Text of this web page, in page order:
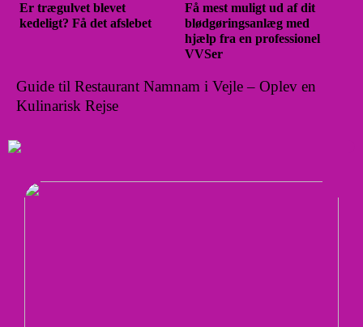
Er trægulvet blevet
kedeligt? Få det afslebet
Få mest muligt ud af dit
blødgøringsanlæg med
hjælp fra en professionel
VVSer
Guide til Restaurant Namnam i Vejle – Oplev en
Kulinarisk Rejse